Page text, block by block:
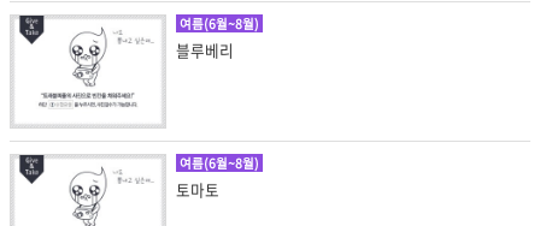
여름(6월~8월)
블루베리
여름(6월~8월)
토마토